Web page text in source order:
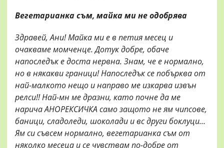
Вегетарианка съм, майка ми не одобрява
Здравей, Ани! Майка ми е в петия месец и
очакваме момченце. Дотук добре, обаче
напоследък е доста нервна. Знам, че е нормално,
но в някакви граници! Напоследък се побърква от
най-малкото нещо и направо ме изкарва извън
релси!! Най-мн ме дразни, като почне да ме
нарича АНОРЕКСИЧКА само защото не ям чипсове,
баници, сладоледи, шоколади и вс други боклуци...
Ям си съвсем нормално, вегетарианка съм от
няколко месеца и се чувствам по-добре от